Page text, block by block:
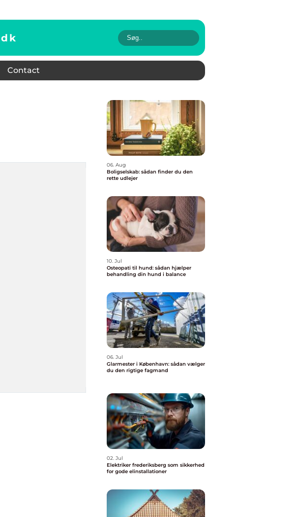
dk
Contact
06. Aug
Boligselskab: sådan finder du den
rette udlejer
10. Jul
Osteopati til hund: sådan hjælper
behandling din hund i balance
06. Jul
Glarmester i København: sådan vælger
du den rigtige fagmand
02. Jul
Elektriker frederiksberg som sikkerhed
for gode elinstallationer